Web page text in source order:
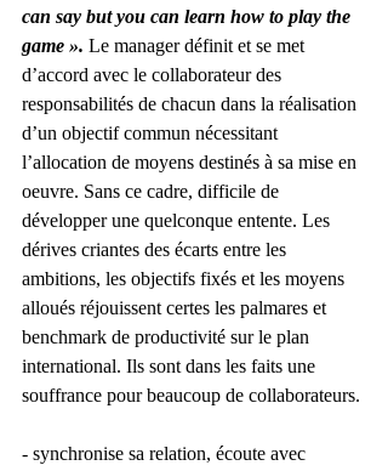
can say but you can learn how to play the
game ». Le manager définit et se met
d’accord avec le collaborateur des
responsabilités de chacun dans la réalisation
d’un objectif commun nécessitant
l’allocation de moyens destinés à sa mise en
oeuvre. Sans ce cadre, difficile de
développer une quelconque entente. Les
dérives criantes des écarts entre les
ambitions, les objectifs fixés et les moyens
alloués réjouissent certes les palmares et
benchmark de productivité sur le plan
international. Ils sont dans les faits une
souffrance pour beaucoup de collaborateurs.
- synchronise sa relation, écoute avec